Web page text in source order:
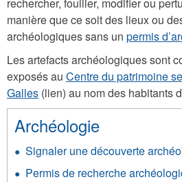
manière que ce soit des lieux ou
archéologiques sans un permis
Les artefacts archéologiques sont
exposés au Centre du patrimoine
Galles (lien) au nom des habitants
Archéologie
Signaler une découverte
Permis de recherche